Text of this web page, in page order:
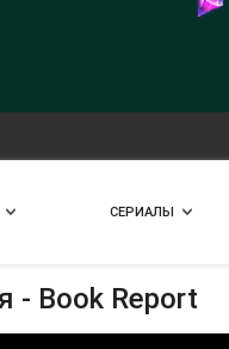
СЕРИАЛЫ
- Book Report